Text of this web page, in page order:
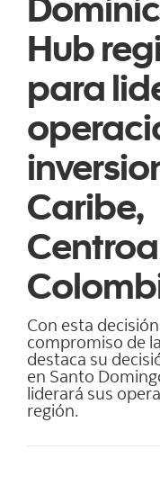
Hub
para
Caribe,
Con esta
compromiso de
destaca su
en Santo
liderará sus
región.